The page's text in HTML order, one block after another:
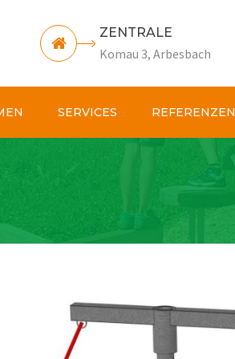
ZENTRALE
Komau 3, Arbesbach
SERVICES REFERENZEN